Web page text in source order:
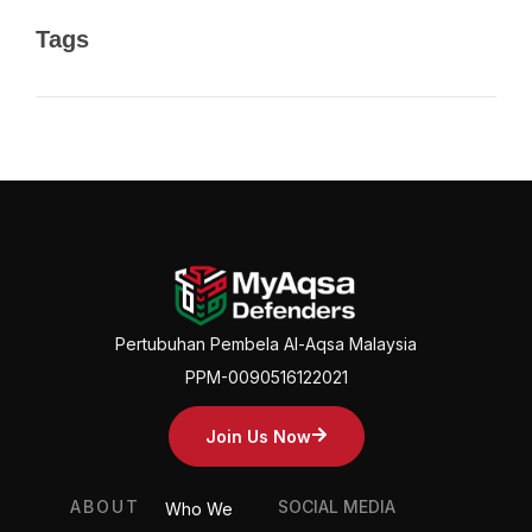
Tags
Pertubuhan Pembela Al-Aqsa Malaysia
PPM-0090516122021
Join Us Now
ABOUT
Who We SOCIAL MEDIA